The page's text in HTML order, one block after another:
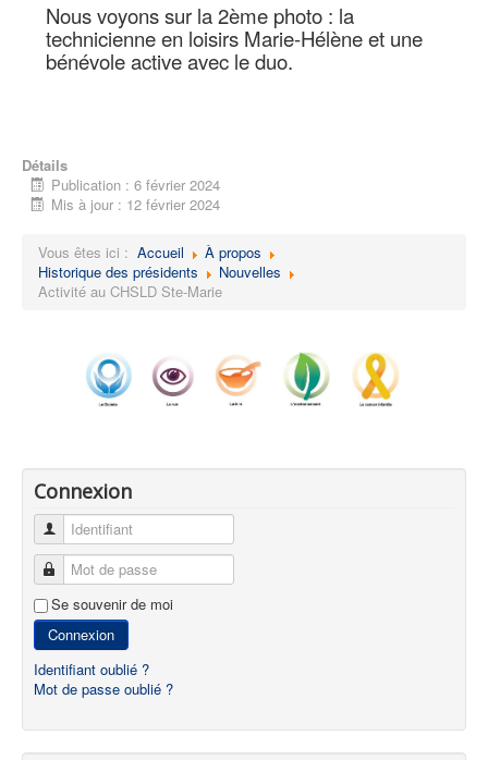
Nous voyons sur la 2ème photo : la
technicienne en loisirs Marie-Hélène et une
bénévole active avec le duo.
Détails
Publication : 6 février 2024
Mis à jour : 12 février 2024
Vous êtes ici : Accueil
À propos
Historique des présidents
Nouvelles
Activité au CHSLD Ste-Marie
Connexion
Identifiant
Mot de passe
Se souvenir de moi
Connexion
Identifiant oublié ?
Mot de passe oublié ?